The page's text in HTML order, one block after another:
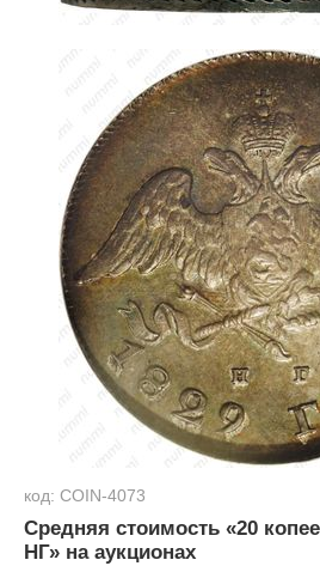
код: COIN-4073
Средняя стоимость «20
НГ» на аукционах